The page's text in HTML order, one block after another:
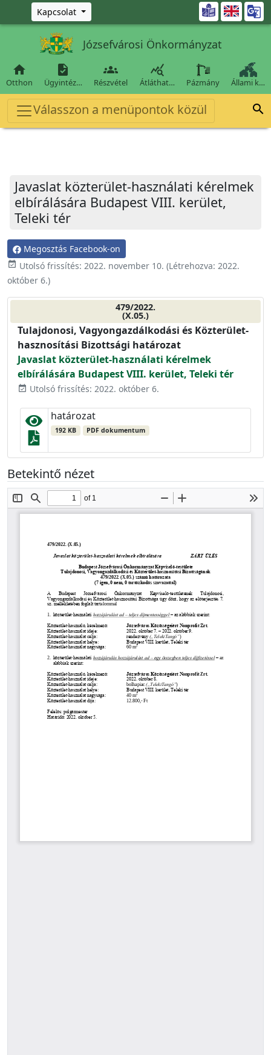
Ugrás a fő tartalomra
Kapcsolat 
Józsefvárosi Önkormányzat

Otthon

Ügyintéz…

Részvétel

Átláthat… Pázmány Állami k…
Válasszon a menüpontok közül 
Javaslat közterület-használati kérelmek
elbírálására Budapest VIII. kerület,
Teleki tér
Megosztás Facebook-on
event_available Utolsó frissítés: 2022. november 10. (Létrehozva: 2022.
október 6.)
479/2022.
(X.05.)
Tulajdonosi, Vagyongazdálkodási és Közterület-
hasznosítási Bizottsági határozat
Javaslat közterület-használati kérelmek
elbírálására Budapest VIII. kerület, Teleki tér
event_available Utolsó frissítés: 2022. október 6.
határozat
192 KB PDF dokumentum
Betekintő nézet